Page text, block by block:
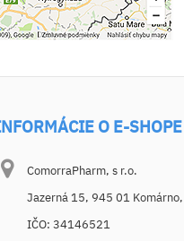
O E-SHOPE
ComorraPharm, s r.o.
Jazerná 15, 945 01
IČO: 34146521